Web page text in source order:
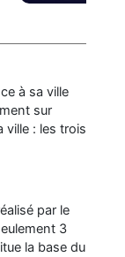
à sa ville
sur
ville : les trois
par le
3
la base du